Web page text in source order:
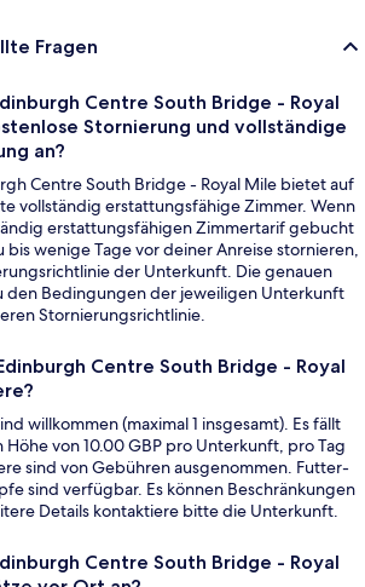
Fragen
Centre South Bridge - Royal
Stornierung und vollständige
an?
Centre South Bridge - Royal Mile bietet auf
vollständig erstattungsfähige Zimmer. Wenn
erstattungsfähigen Zimmertarif gebucht
bis wenige Tage vor deiner Anreise stornieren,
der Unterkunft. Die genauen
den Bedingungen der jeweiligen Unterkunft
Stornierungsrichtlinie.
Centre South Bridge - Royal
willkommen (maximal 1 insgesamt). Es fällt
Höhe von 10.00 GBP pro Unterkunft, pro Tag
sind von Gebühren ausgenommen. Futter-
sind verfügbar. Es können Beschränkungen
Details kontaktiere bitte die Unterkunft.
Centre South Bridge - Royal